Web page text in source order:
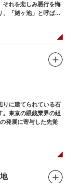
それを悲しみ悪行を悔
、「姥ヶ池」と呼ばれ
りに建てられている石
。東京の眼鏡業界の組
発展に寄与した先覚